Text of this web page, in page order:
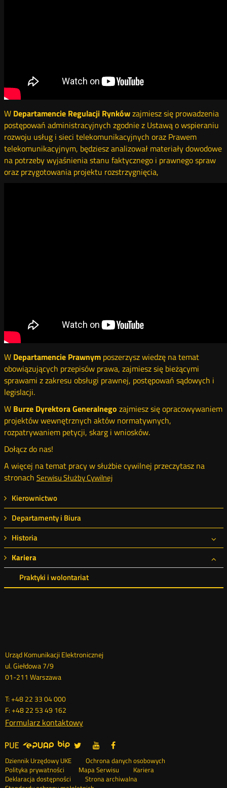
Menu
Kariera
Kierownictwo
Departamenty i Biura
Historia
Kariera
Praktyki i wolontariat
W Departamencie Regulacji Rynkówzajmiesz się prowadzenia
postępowań administracyjnych zgodnie z Ustawą o wspieraniu
rozwoju usług i sieci telekomunikacyjnych oraz Prawem
telekomunikacyjnym, będziesz analizował materiały dowodowe
na potrzeby wyjaśnienia stanu faktycznego i prawnego spraw
oraz przygotowania projektu rozstrzygnięcia,
W Departamencie Prawnymposzerzysz wiedzę na temat
obowiązujących przepisów prawa, zajmiesz się bieżącymi
sprawami z zakresu obsługi prawnej, postępowań sądowych i
legislacji.
W Burze Dyrektora Generalnego zajmiesz się opracowywaniem
projektów wewnętrznych aktów normatywnych,
rozpatrywaniem petycji, skarg i wniosków.
Dołącz do nas!
A więcej na temat pracy w służbie cywilnej przeczytasz na
stronach Serwisu Służby Cywilnej
Dane
kontaktowe
Urząd Komunikacji Elektronicznej
ul. Giełdowa 7/9
01-211 Warszawa
T: +48 22 33 04 000
F: +48 22 53 49 162
Formularz kontaktowy
UKE
Serwisy
>Social
Media
UKE
portalu
Twitter
Otwórz
nowym
oknie
UKE
portalu
Youtube
Otwórz
nowym
oknie
portalu
Facebook
nowym
oknie
Menu
stopka
Dziennik Urzędowy UKE Otwórz
nowym
Ochrona danych osobowych
Polityka prywatności
Mapa Serwisu Kariera
Deklaracja dostępności Strona archiwalna